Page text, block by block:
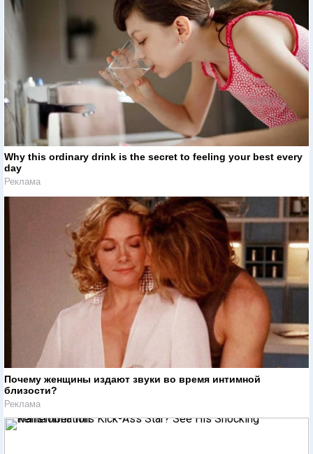
Why this ordinary drink is the secret to feeling your best every
day
Реклама
Почему женщины издают звуки во время интимной
близости?
Реклама